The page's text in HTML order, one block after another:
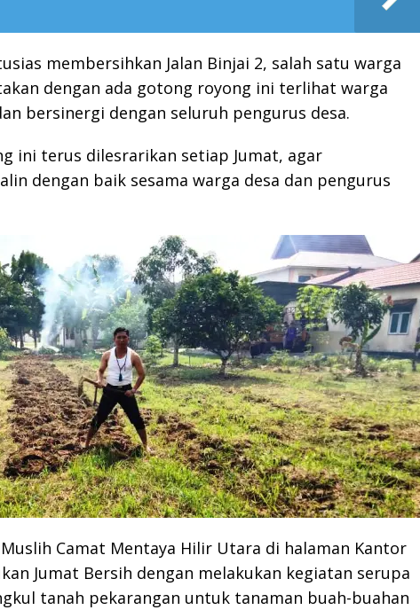
membersihkan Jalan Binjai 2, salah satu warga
dengan ada gotong royong ini terlihat warga
bersinergi dengan seluruh pengurus desa.
ini terus dilesrarikan setiap Jumat, agar
dengan baik sesama warga desa dan pengurus
Camat Mentaya Hilir Utara di halaman Kantor
Jumat Bersih dengan melakukan kegiatan serupa
tanah pekarangan untuk tanaman buah-buahan